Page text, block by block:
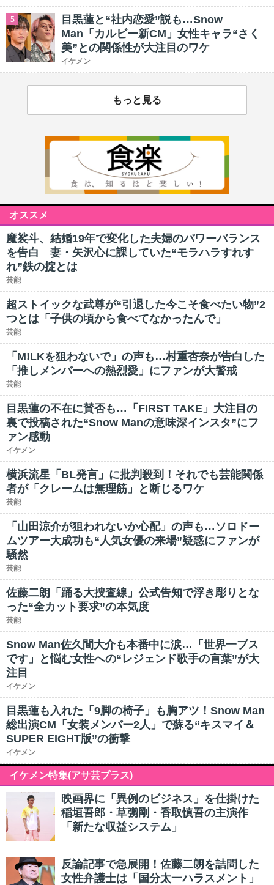
5
目黒蓮と“社内恋愛”説も…Snow
Man「カルビー新CM」女性キャラ“さく
美”との関係性が大注目のワケ
イケメン
もっと見る
オススメ
魔裟斗、結婚19年で変化した夫婦のパワーバランス
を告白 妻・矢沢心に課していた“モラハラすれす
れ”鉄の掟とは
芸能
超ストイックな武尊が“引退した今こそ食べたい物”2
つとは「子供の頃から食べてなかったんで」
芸能
「M!LKを狙わないで」の声も…村重杏奈が告白した
「推しメンバーへの熱烈愛」にファンが大警戒
芸能
目黒蓮の不在に賛否も…「FIRST TAKE」大注目の
裏で投稿された“Snow Manの意味深インスタ”にフ
ァン感動
イケメン
横浜流星「BL発言」に批判殺到！それでも芸能関係
者が「クレームは無理筋」と断じるワケ
芸能
「山田涼介が狙われないか心配」の声も…ソロドー
ムツアー大成功も“人気女優の来場”疑惑にファンが
騒然
芸能
佐藤二朗「踊る大捜査線」公式告知で浮き彫りとな
った“全カット要求”の本気度
芸能
Snow Man佐久間大介も本番中に涙…「世界一ブス
です」と悩む女性への“レジェンド歌手の言葉”が大
注目
イケメン
目黒蓮も入れた「9脚の椅子」も胸アツ！Snow Man
総出演CM「女装メンバー2人」で蘇る“キスマイ＆
SUPER EIGHT版”の衝撃
イケメン
イケメン特集(アサ芸プラス)
映画界に「異例のビジネス」を仕掛けた
稲垣吾郎・草彅剛・香取慎吾の主演作
「新たな収益システム」
反論記事で急展開！佐藤二朗を詰問した
女性弁護士は「国分太一ハラスメント」